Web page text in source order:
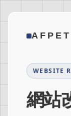
AFPET
WEBSITE
網站